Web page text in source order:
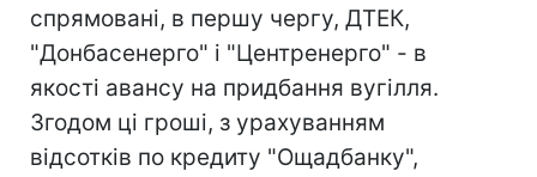
спрямовані, в першу чергу, ДТЕК,
"Донбасенерго" і "Центренерго" - в
якості авансу на придбання вугілля.
Згодом ці гроші, з урахуванням
відсотків по кредиту "Ощадбанку",